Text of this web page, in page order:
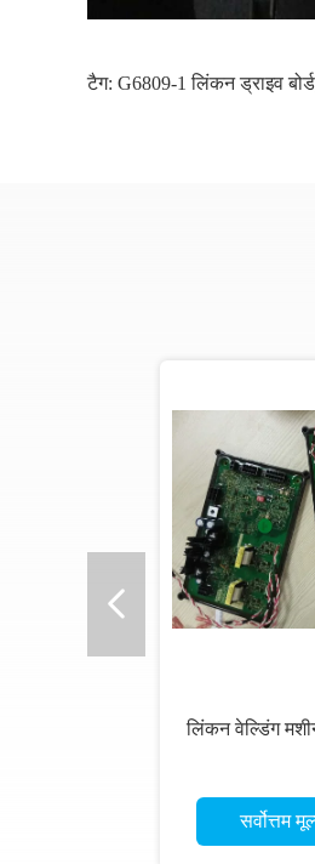
टैग: G6809-1 लिंकन ड्राइव बोर्ड
लिंकन वेल्डिंग
सर्वोत्तम